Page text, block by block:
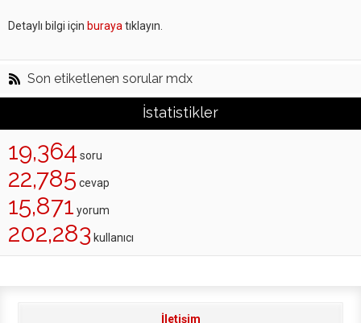
Detaylı bilgi için buraya tıklayın.
Son etiketlenen sorular mdx
İstatistikler
19,364 soru
22,785 cevap
15,871 yorum
202,283 kullanıcı
İletişim